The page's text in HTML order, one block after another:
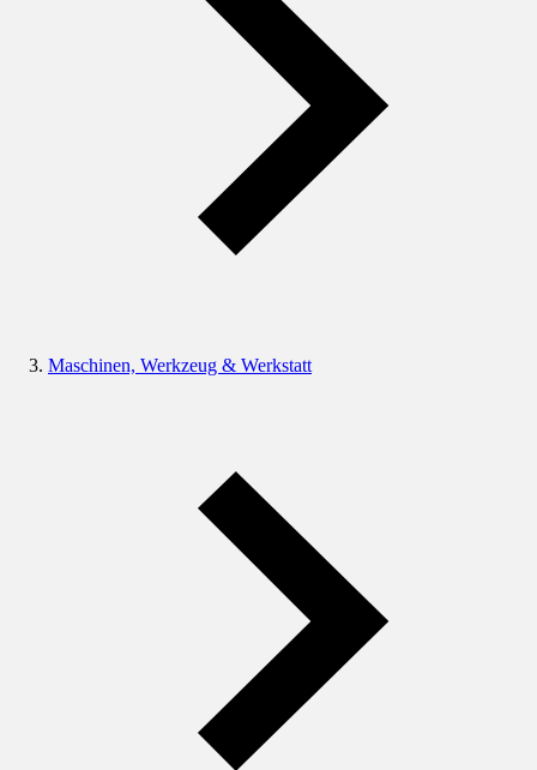
Maschinen, Werkzeug & Werkstatt